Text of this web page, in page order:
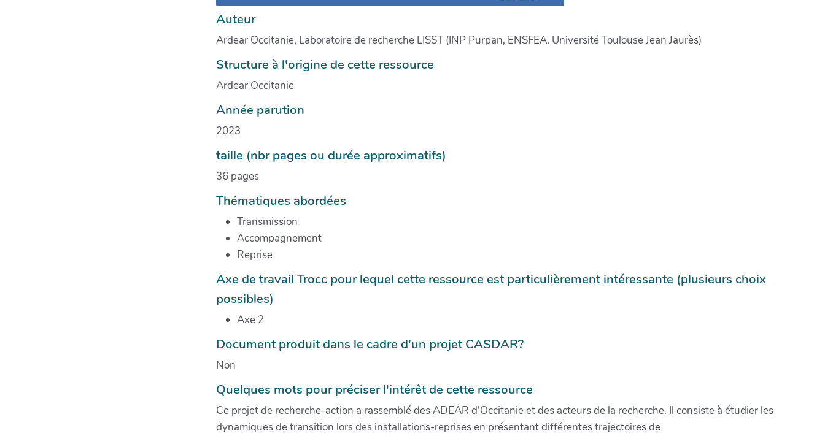
Auteur
Ardear Occitanie, Laboratoire de recherche LISST (INP Purpan, ENSFEA, Université Toulouse Jean Jaurès)
Structure à l'origine de cette ressource
Ardear Occitanie
Année parution
2023
taille (nbr pages ou durée approximatifs)
36 pages
Thématiques abordées
Transmission
Accompagnement
Reprise
Axe de travail Trocc pour lequel cette ressource est particulièrement intéressante (plusieurs choix
possibles)
Axe 2
Document produit dans le cadre d'un projet CASDAR?
Non
Quelques mots pour préciser l'intérêt de cette ressource
Ce projet de recherche-action a rassemblé des ADEAR d'Occitanie et des acteurs de la recherche. Il consiste à étudier les
dynamiques de transition lors des installations-reprises en présentant différentes trajectoires de